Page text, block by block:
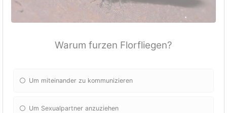
Warum furzen Florfliegen?
Um miteinander zu kommunizieren
Um Sexualpartner anzuziehen